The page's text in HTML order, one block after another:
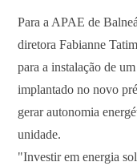
​Para a APAE de
diretora Fabianne
para a instalação de
implantado no novo
gerar autonomia
unidade.
​"Investir em energia